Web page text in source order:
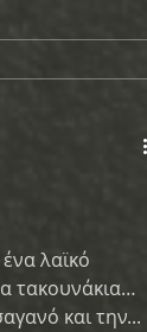
λαϊκό
τακουνάκια
και την...